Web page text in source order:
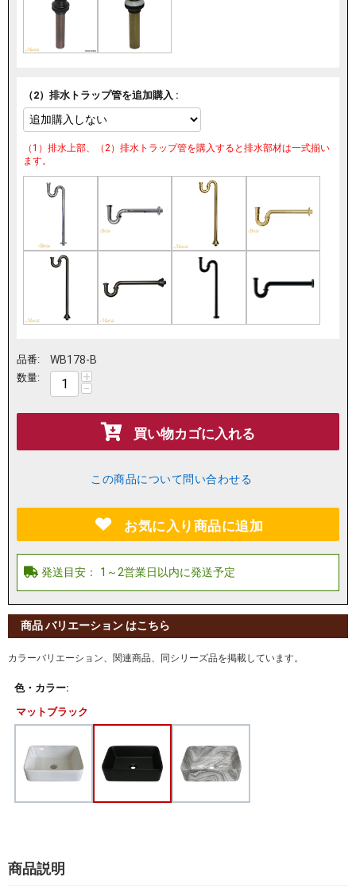
（2）排水トラップ管を追加購入 :
（1）排水上部、（2）排水トラップ管を購入すると排水部材は一式揃い
ます。
品番: WB178-B
数量: +
−
買い物カゴに入れる
この商品について問い合わせる
お気に入り商品に追加
商品 バリエーション はこちら
カラーバリエーション、関連商品、同シリーズ品を掲載しています。
色・カラー:
マットブラック
商品説明